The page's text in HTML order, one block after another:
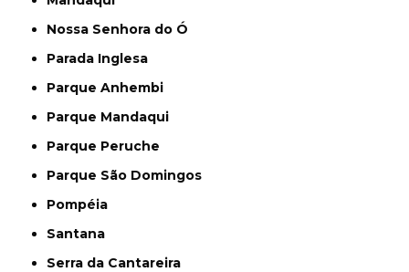
Nossa Senhora do Ó
Parada Inglesa
Parque Anhembi
Parque Mandaqui
Parque Peruche
Parque São Domingos
Pompéia
Santana
Serra da Cantareira